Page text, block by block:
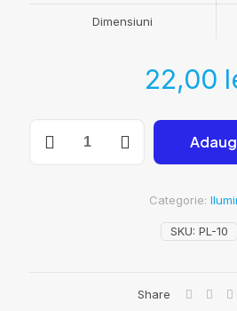
Dimensiuni
22,00
SKU: PL-10
Categorie:
Share